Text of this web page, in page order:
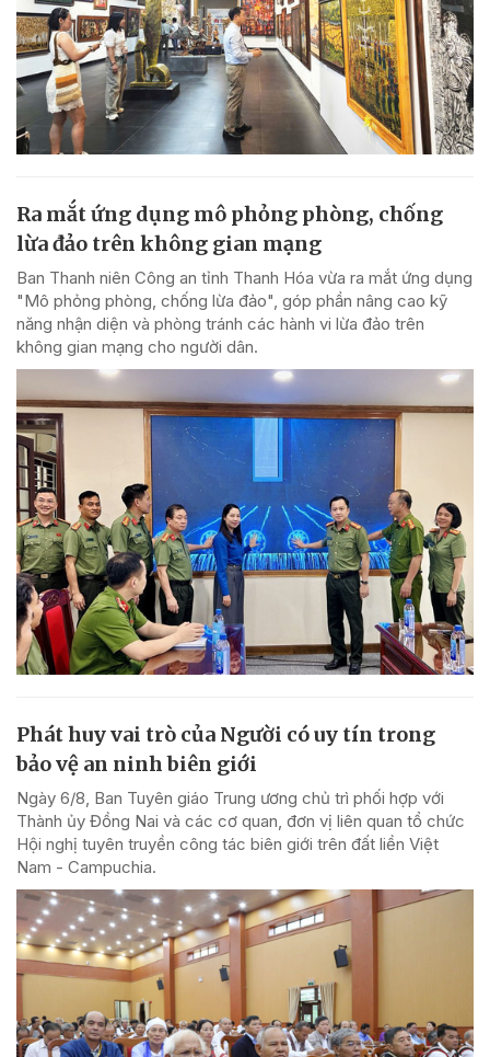
Ra mắt ứng dụng mô phỏng phòng, chống
lừa đảo trên không gian mạng
Ban Thanh niên Công an tỉnh Thanh Hóa vừa ra mắt ứng dụng
"Mô phỏng phòng, chống lừa đảo", góp phần nâng cao kỹ
năng nhận diện và phòng tránh các hành vi lừa đảo trên
không gian mạng cho người dân.
Phát huy vai trò của Người có uy tín trong
bảo vệ an ninh biên giới
Ngày 6/8, Ban Tuyên giáo Trung ương chủ trì phối hợp với
Thành ủy Đồng Nai và các cơ quan, đơn vị liên quan tổ chức
Hội nghị tuyên truyền công tác biên giới trên đất liền Việt
Nam - Campuchia.